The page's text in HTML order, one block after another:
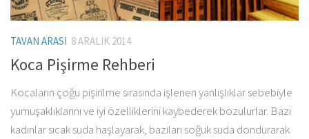
TAVAN ARASI 8 ARALIK 2014
Koca Pişirme Rehberi
Kocaların çoğu pişirilme sırasında işlenen yanlışlıklar sebebiyle
yumuşaklıklarını ve iyi özelliklerini kaybederek bozulurlar. Bazı
kadınlar sıcak suda haşlayarak, bazıları soğuk suda dondurarak